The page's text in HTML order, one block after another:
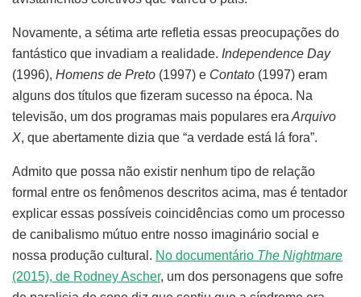
Novamente, a sétima arte refletia essas preocupações do
fantástico que invadiam a realidade. Independence Day
(1996), Homens de Preto (1997) e Contato (1997) eram
alguns dos títulos que fizeram sucesso na época. Na
televisão, um dos programas mais populares era Arquivo
X, que abertamente dizia que “a verdade está lá fora”.
Admito que possa não existir nenhum tipo de relação
formal entre os fenômenos descritos acima, mas é tentador
explicar essas possíveis coincidências como um processo
de canibalismo mútuo entre nosso imaginário social e
nossa produção cultural. No documentário The Nightmare
(2015), de Rodney Ascher, um dos personagens que sofre